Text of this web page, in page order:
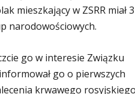
mieszkający w ZSRR miał
narodowościowych.
go w interesie Związku
go o pierwszych
krwawego